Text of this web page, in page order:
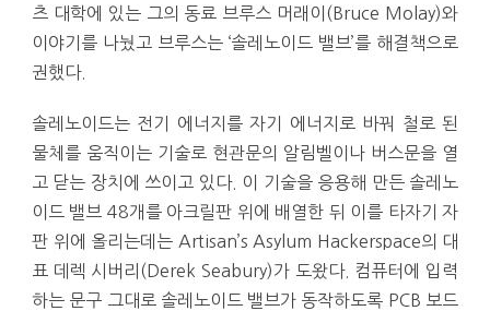
츠 대학에 있는 그의 동료 브루스 머래이(Bruce Molay)와
이야기를 나눴고 브루스는 ‘솔레노이드 밸브’를 해결책으로
권했다.
솔레노이드는 전기 에너지를 자기 에너지로 바꿔 철로 된
물체를 움직이는 기술로 현관문의 알림벨이나 버스문을 열
고 닫는 장치에 쓰이고 있다. 이 기술을 응용해 만든 솔레노
이드 밸브 48개를 아크릴판 위에 배열한 뒤 이를 타자기 자
판 위에 올리는데는 Artisan’s Asylum Hackerspace의 대
표 데렉 시버리(Derek Seabury)가 도왔다. 컴퓨터에 입력
하는 문구 그대로 솔레노이드 밸브가 동작하도록 PCB 보드